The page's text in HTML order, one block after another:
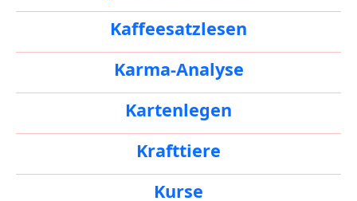
Kaffeesatzlesen
Karma-Analyse
Kartenlegen
Krafttiere
Kurse